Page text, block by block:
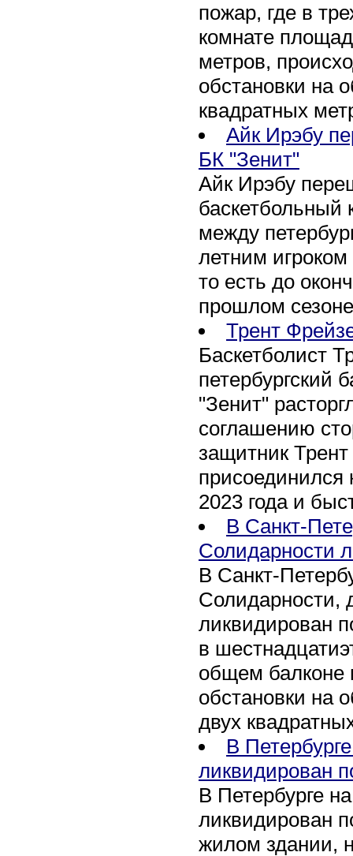
пожар, где в
комнате
метров,
обстановки на
квадратных
Айк Ирэбу
БК "Зенит"
Айк Ирэбу
баскетбольный
между
летним игроком
то есть до
прошлом
Трент
Баскетболист
петербургский
"Зенит"
соглашению
защитник
присоединился
2023 года и
В Санкт-
Солидарности
В Санкт-
Солидарности,
ликвидирован
в
общем балконе
обстановки на
двух
В
ликвидирован
В Петербурге
ликвидирован
жилом здании,